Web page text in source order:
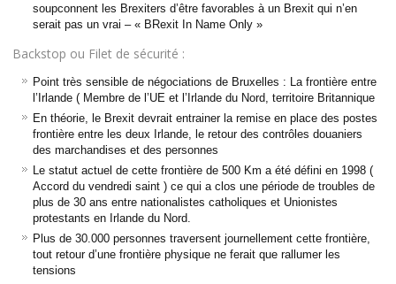
soupconnent les Brexiters d’être favorables à un Brexit qui n’en
serait pas un vrai – « BRexit In Name Only »
Backstop ou Filet de sécurité :
Point très sensible de négociations de Bruxelles : La frontière entre
l’Irlande ( Membre de l’UE et l’Irlande du Nord, territoire Britannique
En théorie, le Brexit devrait entrainer la remise en place des postes
frontière entre les deux Irlande, le retour des contrôles douaniers
des marchandises et des personnes
Le statut actuel de cette frontière de 500 Km a été défini en 1998 (
Accord du vendredi saint ) ce qui a clos une période de troubles de
plus de 30 ans entre nationalistes catholiques et Unionistes
protestants en Irlande du Nord.
Plus de 30.000 personnes traversent journellement cette frontière,
tout retour d’une frontière physique ne ferait que rallumer les
tensions